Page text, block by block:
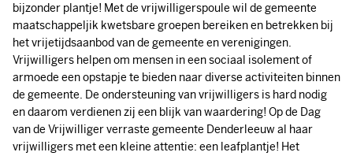
bijzonder plantje! Met de vrijwilligerspoule wil de gemeente
maatschappeljik kwetsbare groepen bereiken en betrekken bij
het vrijetijdsaanbod van de gemeente en verenigingen.
Vrijwilligers helpen om mensen in een sociaal isolement of
armoede een opstapje te bieden naar diverse activiteiten binnen
de gemeente. De ondersteuning van vrijwilligers is hard nodig
en daarom verdienen zij een blijk van waardering! Op de Dag
van de Vrijwilliger verraste gemeente Denderleeuw al haar
vrijwilligers met een kleine attentie: een leafplantje! Het